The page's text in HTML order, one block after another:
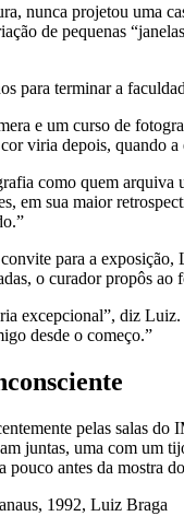
nunca projetou uma
de pequenas
para terminar a
e um curso de
viria depois, quando a
como quem arquiva
em sua maior
para a
o curador propôs
excepcional”, diz Luiz.
desde o começo.”
pelas salas
juntas, uma com um
pouco antes da mostra
1992, Luiz Braga